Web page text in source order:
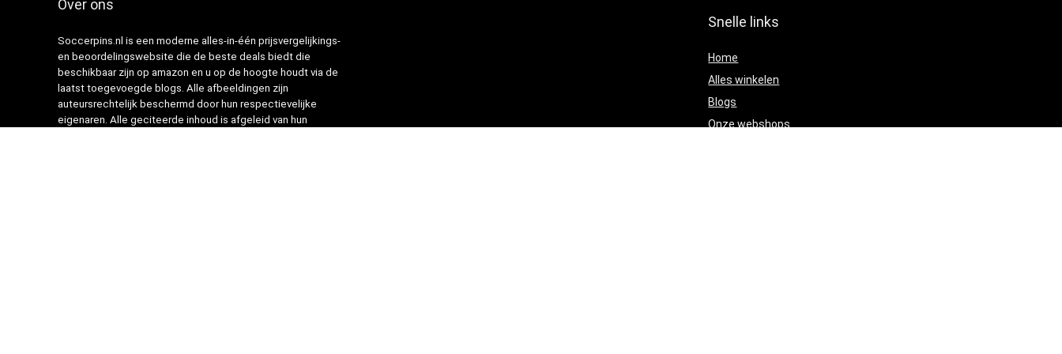
Over ons
Soccerpins.nl is een moderne alles-in-één prijsvergelijkings-
en beoordelingswebsite die de beste deals biedt die
beschikbaar zijn op amazon en u op de hoogte houdt via de
laatst toegevoegde blogs. Alle afbeeldingen zijn
auteursrechtelijk beschermd door hun respectievelijke
eigenaren. Alle geciteerde inhoud is afgeleid van hun
Snelle links
Home
Alles winkelen
Blogs
Onze webshops